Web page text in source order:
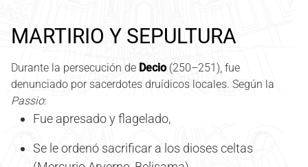
MARTIRIO Y SEPULTURA
Durante la persecución de Decio(250–251), fue
denunciado por sacerdotes druídicos locales. Según la
Passio:
Fue apresado y flagelado,
Se le ordenó sacrificar a los dioses celtas